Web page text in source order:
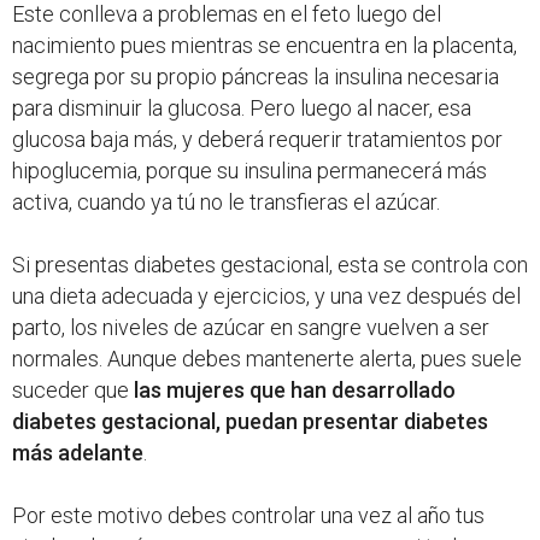
Este conlleva a problemas en el feto luego del
nacimiento pues mientras se encuentra en la placenta,
segrega por su propio páncreas la insulina necesaria
para disminuir la glucosa. Pero luego al nacer, esa
glucosa baja más, y deberá requerir tratamientos por
hipoglucemia, porque su insulina permanecerá más
activa, cuando ya tú no le transfieras el azúcar.
Si presentas diabetes gestacional, esta se controla con
una dieta adecuada y ejercicios, y una vez después del
parto, los niveles de azúcar en sangre vuelven a ser
normales. Aunque debes mantenerte alerta, pues suele
suceder que las mujeres que han desarrollado
diabetes gestacional, puedan presentar diabetes
más adelante
Por este motivo debes controlar una vez al año tus